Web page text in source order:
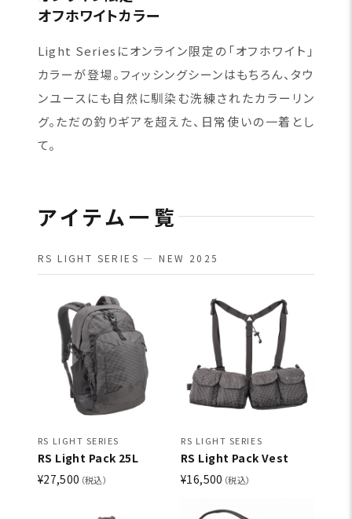
オフホワイトカラー
Light Seriesにオンライン限定の「オフホワイト」
カラーが登場。フィッシングシーンはもちろん、タウ
ンユースにも自然に馴染む洗練されたカラーリン
グ。ただの釣りギアを超えた、日常使いの一着とし
て。
アイテム一覧
RS LIGHT SERIES — NEW 2025
RS LIGHT SERIES
RS Light Pack 25L
¥27,500 （税込）
RS LIGHT SERIES
RS Light Pack Vest
¥16,500 （税込）